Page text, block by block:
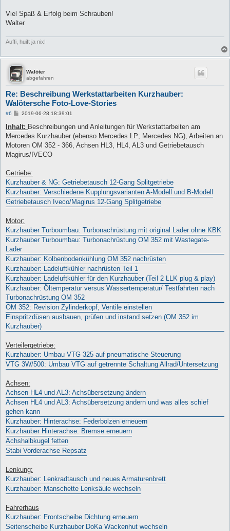
Viel Spaß & Erfolg beim Schrauben!
Walter
Auffi, huift ja nix!
Walöter
abgefahren
Re: Beschreibung Werkstattarbeiten Kurzhauber:
Walötersche Foto-Love-Stories
#6
B
i
t
r
a
2019-06-28 18:39:01
Inhalt: Beschreibungen und Anleitungen für Werkstattarbeiten am
Mercedes Kurzhauber (ebenso Mercedes LP; Mercedes NG), Arbeiten an
Motoren OM 352 - 366, Achsen HL3, HL4, AL3 und Getriebetausch
Magirus/IVECO
Getriebe:
Kurzhauber & NG: Getriebetausch 12-Gang Splitgetriebe
Kurzhauber: Verschiedene Kupplungsvarianten A-Modell und B-Modell
Getriebetausch Iveco/Magirus 12-Gang Splitgetriebe
Motor:
Kurzhauber Turboumbau: Turbonachrüstung mit original Lader ohne KBK
Kurzhauber Turboumbau: Turbonachrüstung OM 352 mit Wastegate-
Lader
Kurzhauber: Kolbenbodenkühlung OM 352 nachrüsten
Kurzhauber: Ladeluftkühler nachrüsten Teil 1
Kurzhauber: Ladeluftkühler für den Kurzhauber (Teil 2 LLK plug & play)
Kurzhauber: Öltemperatur versus Wassertemperatur/ Testfahrten nach
Turbonachrüstung OM 352
OM 352: Revision Zylinderkopf, Ventile einstellen
Einspritzdüsen ausbauen, prüfen und instand setzen (OM 352 im
Kurzhauber)
Verteilergetriebe:
Kurzhauber: Umbau VTG 325 auf pneumatische Steuerung
VTG 3W/500: Umbau VTG auf getrennte Schaltung Allrad/Untersetzung
Achsen:
Achsen HL4 und AL3: Achsübersetzung ändern
Achsen HL4 und AL3: Achsübersetzung ändern und was alles schief
gehen kann
Kurzhauber: Hinterachse: Federbolzen erneuern
Kurzhauber Hinterachse: Bremse erneuern
Achshalbkugel fetten
Stabi Vorderachse Repsatz
Lenkung:
Kurzhauber: Lenkradtausch und neues Armaturenbrett
Kurzhauber: Manschette Lenksäule wechseln
Fahrerhaus
Kurzhauber: Frontscheibe Dichtung erneuern
Seitenscheibe Kurzhauber DoKa Wackenhut wechseln